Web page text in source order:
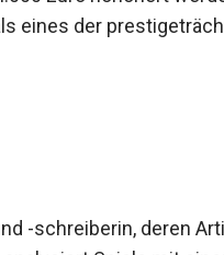
4,2 Millionen Euro und
mit bis zu